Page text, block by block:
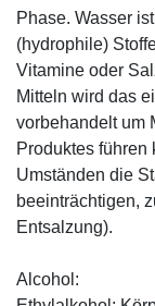
Phase. Wasser
(hydrophile)
Vitamine oder
Mitteln wird das
vorbehandelt um
Produktes führen
Umständen die
beeinträchtigen,
Entsalzung).
Alcohol: